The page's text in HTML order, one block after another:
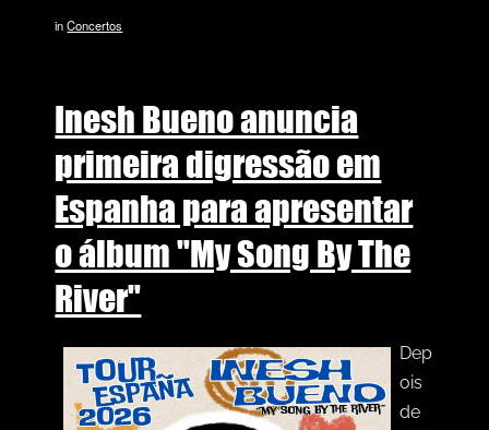
inConcertos
Inesh Bueno anuncia
primeira digressão em
Espanha para apresentar
o álbum "My Song By The
River"
Dep
ois
de